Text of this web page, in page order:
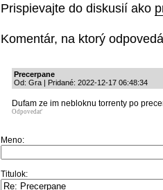
Prispievajte do diskusií ako
Komentár, na ktorý
Precerpane
Od: Gra | Pridané: 2022-12-17 06:48:34
Dufam ze im nebloknu torrenty po
Odpovedať
Meno:
Titulok: